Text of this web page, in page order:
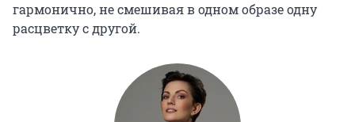
гармонично, не смешивая в одном образе одну
расцветку с другой.